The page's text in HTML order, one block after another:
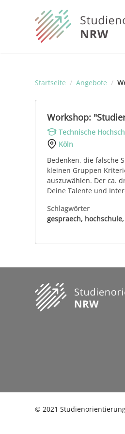
Startseite / Angebote /
Workshop:
Technische
Köln
Bedenken, die falsche
kleinen Gruppen
auszuwählen. Der ca.
Deine Talente und
Schlagwörter
gespraech,
© 2021